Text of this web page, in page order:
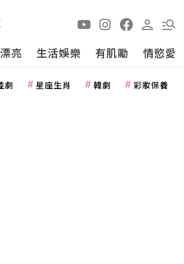
亮 生活娛樂 有肌勵 情慾愛
劇 星座生肖 韓劇 彩妝保養